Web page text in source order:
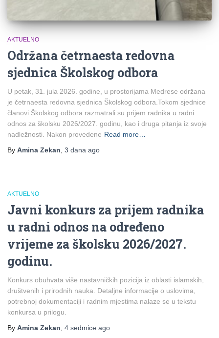
AKTUELNO
Održana četrnaesta redovna
sjednica Školskog odbora
U petak, 31. jula 2026. godine, u prostorijama Medrese održana
je četrnaesta redovna sjednica Školskog odbora.Tokom sjednice
članovi Školskog odbora razmatrali su prijem radnika u radni
odnos za školsku 2026/2027. godinu, kao i druga pitanja iz svoje
nadležnosti. Nakon provedene Read more…
By Amina Zekan 3 dana ago
AKTUELNO
Javni konkurs za prijem radnika
u radni odnos na određeno
vrijeme za školsku 2026/2027.
godinu.
Konkurs obuhvata više nastavničkih pozicija iz oblasti islamskih,
društvenih i prirodnih nauka. Detaljne informacije o uslovima,
potrebnoj dokumentaciji i radnim mjestima nalaze se u tekstu
konkursa u prilogu.
By Amina Zekan 4 sedmice ago